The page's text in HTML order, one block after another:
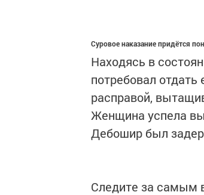
Суровое наказание придётся
Находясь в
потребовал
расправой,
Женщина успела
Дебошир был
Следите за самым